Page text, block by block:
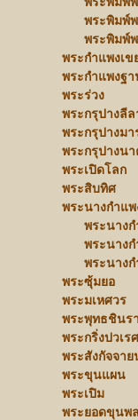
พระพิมพ์
พระพิมพ์
พระกำแพงเข
พระกำแพงฐา
พระร่วง
พระกรุปางลีล
พระกรุปางมา
พระกรุปางน
พระเปิดโลก
พระสิบทิศ
พระนางกำแพ
พระนาง
พระนางก
พระนาง
พระซุ้มยอ
พระมเหศวร
พระพุทธชินร
พระกริ่งปวเรศ
พระสังกัจจาย
พระขุนแผน
พระเปิม
พระยอดขุนพล